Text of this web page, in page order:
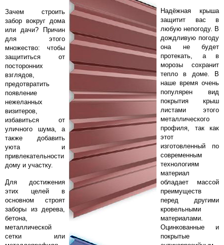
Зачем строить
забор вокруг дома
или дачи? Причин
для этого
множество: чтобы
защититься от
посторонних
взглядов,
предотвратить
появление
нежеланных
визитеров,
избавиться от
уличного шума, а
также добавить
уюта и
привлекательности
дому и участку.
Для достижения
этих целей в
основном строят
заборы из дерева,
бетона,
металлической
сетки или
Надёжная крыша
защитит вас в
любую непогоду. В
дождливую погоду
она не будет
протекать, а в
морозы сохранит
тепло в доме. В
наше время очень
популярен вид
покрытия крыш
листами этого
металлического
профиля, так как
этот
изготовленный по
современным
технологиям
материал
обладает массой
преимуществ
перед другими
кровельными
материалами.
Оцинкованные и
покрытые